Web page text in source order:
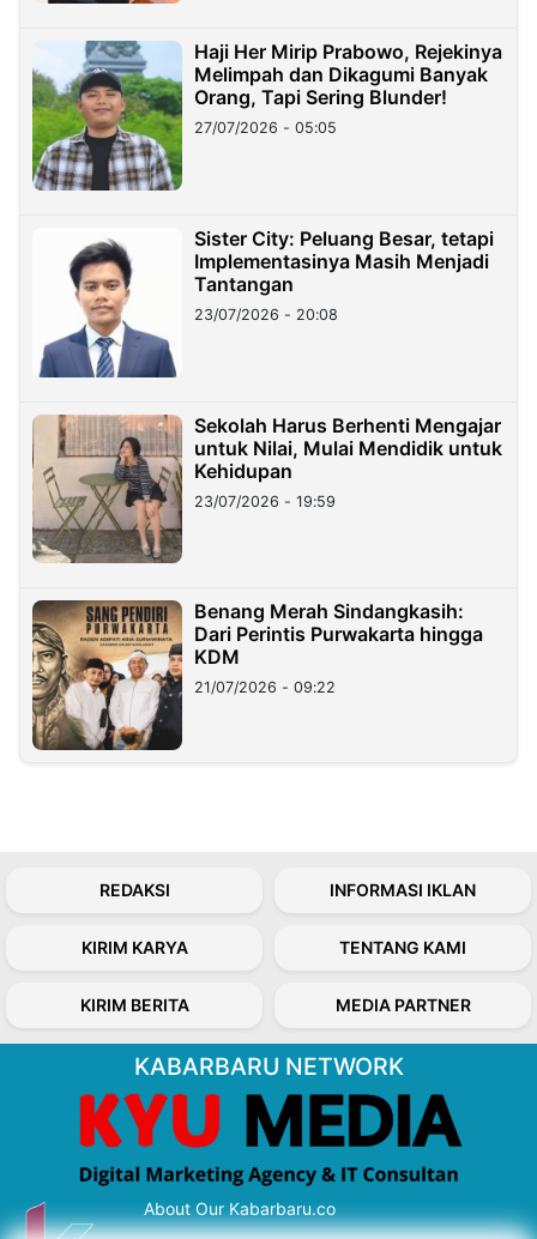
Haji Her Mirip Prabowo, Rejekinya
Melimpah dan Dikagumi Banyak
Orang, Tapi Sering Blunder!
27/07/2026 - 05:05
Sister City: Peluang Besar, tetapi
Implementasinya Masih Menjadi
Tantangan
23/07/2026 - 20:08
Sekolah Harus Berhenti Mengajar
untuk Nilai, Mulai Mendidik untuk
Kehidupan
23/07/2026 - 19:59
Benang Merah Sindangkasih:
Dari Perintis Purwakarta hingga
KDM
21/07/2026 - 09:22
REDAKSI INFORMASI IKLAN
KIRIM KARYA TENTANG KAMI
KIRIM BERITA MEDIA PARTNER
KABARBARU NETWORK
About Our Kabarbaru.co